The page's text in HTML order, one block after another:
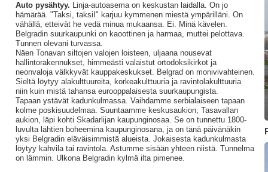
Auto pysähtyy. Linja-autoasema on keskustan laidalla. On jo
hämärää. "Taksi, taksiI" karjuu kymmenen miestä ympärilläni. On
vähällä, etteivät he vedä minua mukaansa. Ei. Minä kävelen.
Belgradin suurkaupunki on kaoottinen ja harmaa, muttei pelottava.
Tunnen olevani turvassa.
Näen Tonavan siltojen valojen loisteen, uljaana nousevat
hallintorakennukset, himmeästi valaistut ortodoksikirkot ja
neonvaloja välkkyvät kauppakeskukset. Belgrad on monivivahteinen.
Sieltä löytyy alakulttuureita, korkeakulttuuria ja ravintolakulttuuria
niin kuin mistä tahansa eurooppalaisesta suurkaupungista.
Tapaan ystävät kadunkulmassa. Vaihdamme serbialaiseen tapaan
kolme poskisuudelmaa. Suuntaamme keskusaukion, Tasavallan
aukion, läpi kohti Skadarlijan kaupunginosaa. Se on tunnettu 1800-
luvulta lähtien boheemina kaupunginosana, ja on tänä päivänäkin
yksi Belgradin eläväisimmistä alueista. Jokaisesta kadunkulmasta
löytyy kahvila tai ravintola. Astumme sisään yhteen niistä. Tunnelma
on lämmin. Ulkona Belgradin kylmä ilta pimenee.